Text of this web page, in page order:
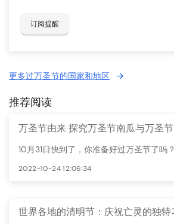
订阅提醒
更多过万圣节的国家和地区
推荐阅读
10月31日快到了，你准备好过万圣节了吗？
2022-10-24 12:06:34